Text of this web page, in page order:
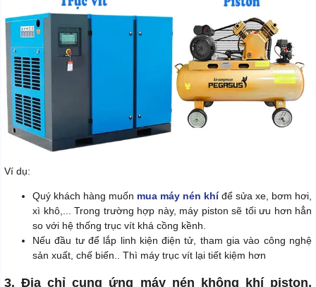
Ví dụ:
Quý khách hàng muốn mua máy nén khíđể sửa xe, bơm hơi,
xì khô,... Trong trường hợp này, máy piston sẽ tối ưu hơn hẳn
so với hệ thống trục vít khá cồng kềnh.
Nếu đầu tư để lắp linh kiện điện tử, tham gia vào công nghệ
sản xuất, chế biến.. Thì máy trục vít lại tiết kiệm hơn
3. Địa chỉ cung ứng máy nén không khí piston,